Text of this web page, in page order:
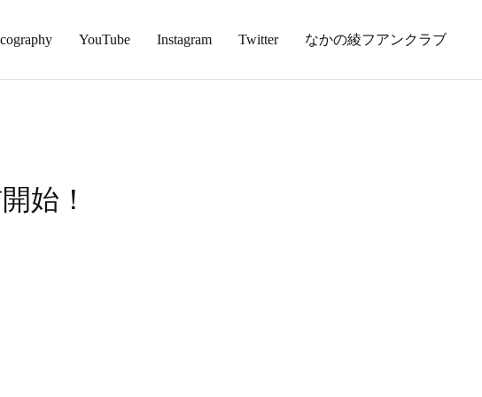
YouTube Instagram Twitter なかの綾フアンクラブ
始！